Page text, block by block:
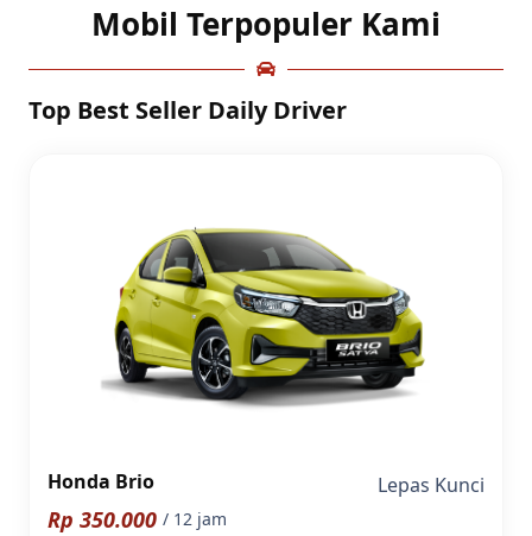
Mobil Terpopuler Kami
Top Best Seller Daily Driver
Honda Brio Lepas Kunci
Rp 350.000 / 12 jam